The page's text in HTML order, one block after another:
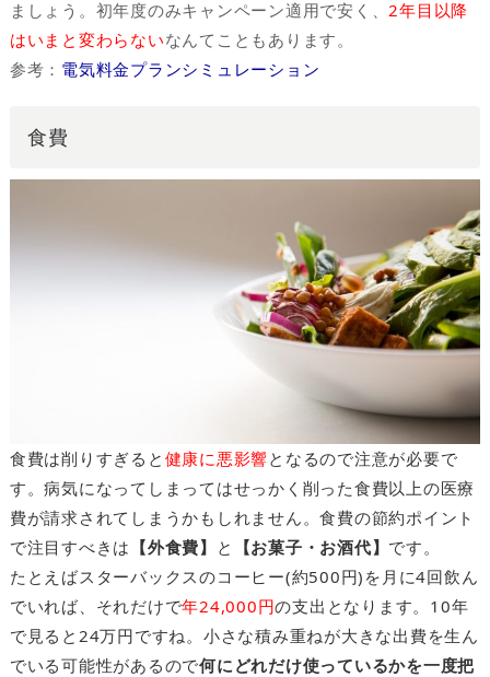
ましょう。初年度のみキャンペーン適用で安く、 2年目以降
はいまと変わらないなんてこともあります。
参考： 電気料金プランシミュレーション
食費
食費は削りすぎると 健康に悪影響となるので注意が必要で
す。病気になってしまってはせっかく削った食費以上の医療
費が請求されてしまうかもしれません。食費の節約ポイント
で注目すべきは 【外食費】 と 【お菓子・お酒代】 です。
たとえばスターバックスのコーヒー(約500円)を月に4回飲ん
でいれば、それだけで年24,000円の支出となります。10年
で見ると24万円ですね。小さな積み重ねが大きな出費を生ん
でいる可能性があるので何にどれだけ使っているかを一度把